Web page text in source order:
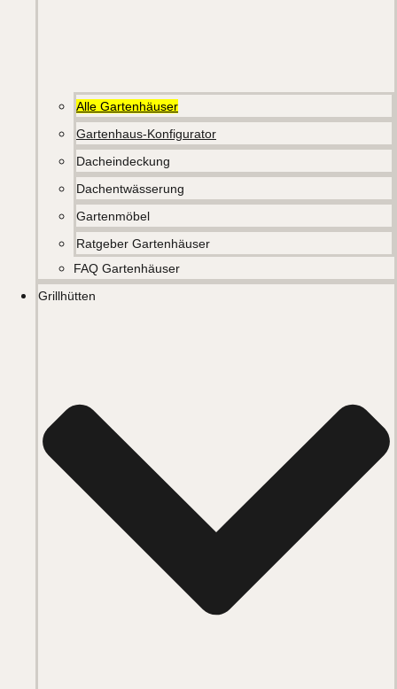
Alle Gartenhäuser
Gartenhaus-Konfigurator
Dacheindeckung
Dachentwässerung
Gartenmöbel
Ratgeber Gartenhäuser
FAQ Gartenhäuser
Grillhütten